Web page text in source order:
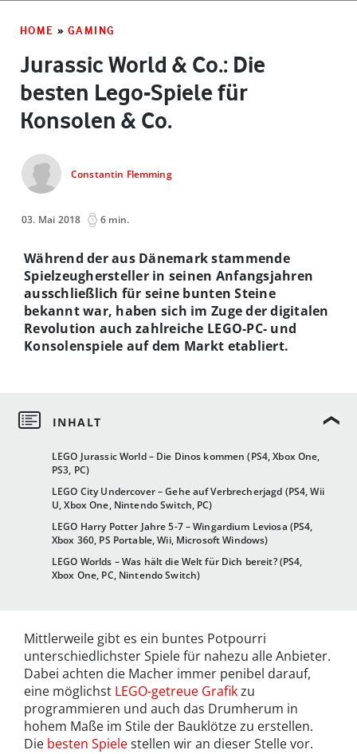
HOME » GAMING
Jurassic World & Co.: Die
besten Lego-Spiele für
Konsolen & Co.
Constantin Flemming
03. Mai 2018 6 min.
LEGO Jurassic World – Die Dinos kommen (PS4, Xbox One,
PS3, PC)
LEGO City Undercover – Gehe auf Verbrecherjagd (PS4, Wii
U, Xbox One, Nintendo Switch, PC)
LEGO Harry Potter Jahre 5-7 – Wingardium Leviosa (PS4,
Xbox 360, PS Portable, Wii, Microsoft Windows)
LEGO Worlds – Was hält die Welt für Dich bereit? (PS4,
Xbox One, PC, Nintendo Switch)
Während der aus Dänemark stammende
Spielzeughersteller in seinen Anfangsjahren
ausschließlich für seine bunten Steine
bekannt war, haben sich im Zuge der digitalen
Revolution auch zahlreiche LEGO-PC- und
Konsolenspiele auf dem Markt etabliert.
Mittlerweile gibt es ein buntes Potpourri
unterschiedlichster Spiele für nahezu alle Anbieter.
Dabei achten die Macher immer penibel darauf,
eine möglichst LEGO-getreue Grafikzu
programmieren und auch das Drumherum in
hohem Maße im Stile der Bauklötze zu erstellen.
Die besten Spielestellen wir an dieser Stelle vor.